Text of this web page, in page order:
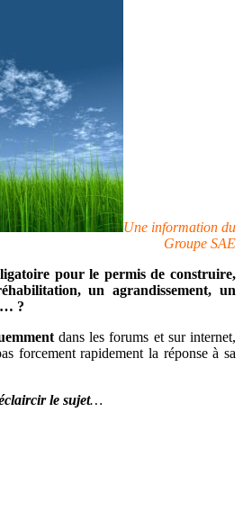
Une information du
Groupe SAE
pour le permis de construire,
un agrandissement, un
?
dans les forums et sur internet,
forcement rapidement la réponse à sa
le sujet…